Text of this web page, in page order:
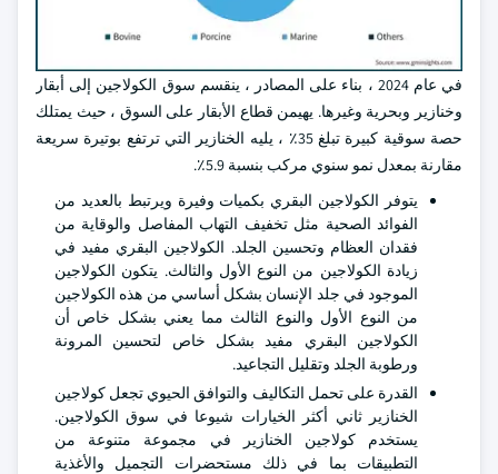
في عام 2024 ، بناء على المصادر ، ينقسم سوق الكولاجين إلى أبقار
وخنازير وبحرية وغيرها. يهيمن قطاع الأبقار على السوق ، حيث يمتلك
حصة سوقية كبيرة تبلغ 35٪ ، يليه الخنازير التي ترتفع بوتيرة سريعة
مقارنة بمعدل نمو سنوي مركب بنسبة 5.9٪.
يتوفر الكولاجين البقري بكميات وفيرة ويرتبط بالعديد من
الفوائد الصحية مثل تخفيف التهاب المفاصل والوقاية من
فقدان العظام وتحسين الجلد. الكولاجين البقري مفيد في
زيادة الكولاجين من النوع الأول والثالث. يتكون الكولاجين
الموجود في جلد الإنسان بشكل أساسي من هذه الكولاجين
من النوع الأول والنوع الثالث مما يعني بشكل خاص أن
الكولاجين البقري مفيد بشكل خاص لتحسين المرونة
ورطوبة الجلد وتقليل التجاعيد.
القدرة على تحمل التكاليف والتوافق الحيوي تجعل كولاجين
الخنازير ثاني أكثر الخيارات شيوعا في سوق الكولاجين.
يستخدم كولاجين الخنازير في مجموعة متنوعة من
التطبيقات بما في ذلك مستحضرات التجميل والأغذية